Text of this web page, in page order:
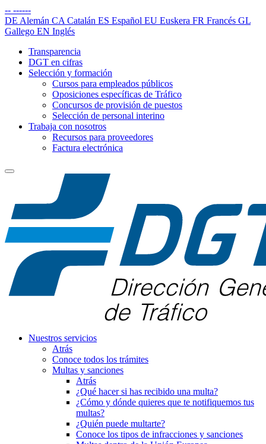
-- ------
DE Alemán CA Catalán ES Español EU Euskera FR Francés GL
Gallego EN Inglés
Transparencia
DGT en cifras
Selección y formación
Cursos para empleados públicos
Oposiciones específicas de Tráfico
Concursos de provisión de puestos
Selección de personal interino
Trabaja con nosotros
Recursos para proveedores
Factura electrónica
Nuestros servicios
Atrás
Conoce todos los trámites
Multas y sanciones
Atrás
¿Qué hacer si has recibido una multa?
¿Cómo y dónde quieres que te notifiquemos tus
multas?
¿Quién puede multarte?
Conoce los tipos de infracciones y sanciones